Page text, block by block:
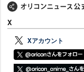
X
Xアカウント